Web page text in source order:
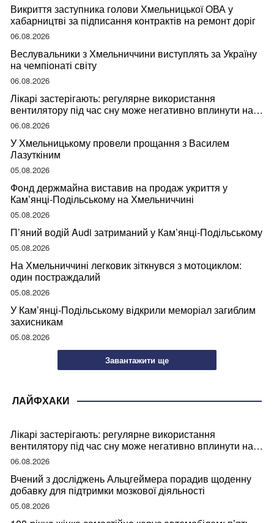
Викриття заступника голови Хмельницької ОВА у
хабарництві за підписання контрактів на ремонт доріг
06.08.2026
Веслувальники з Хмельниччини виступлять за Україну
на чемпіонаті світу
06.08.2026
Лікарі застерігають: регулярне використання
вентилятору під час сну може негативно вплинути на
ваше здоров’я
06.08.2026
У Хмельницькому провели прощання з Василем
Лазуткіним
05.08.2026
Фонд держмайна виставив на продаж укриття у
Кам’янці-Подільському на Хмельниччині
05.08.2026
П’яний водій Audi затриманий у Кам’янці-Подільському
05.08.2026
На Хмельниччині легковик зіткнувся з мотоциклом:
один постраждалий
05.08.2026
У Кам’янці-Подільському відкрили меморіал загиблим
захисникам
05.08.2026
Завантажити ще
ЛАЙФХАКИ
Лікарі застерігають: регулярне використання
вентилятору під час сну може негативно вплинути на
ваше здоров’я
06.08.2026
Вчений з досліджень Альцгеймера порадив щоденну
добавку для підтримки мозкової діяльності
05.08.2026